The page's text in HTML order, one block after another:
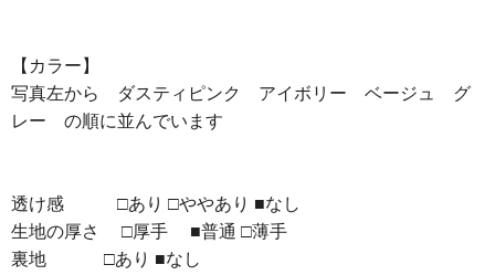
【カラー】
写真左から ダスティピンク アイボリー ベージュ グ
レー の順に並んでいます
透け感 □あり □ややあり ■なし
生地の厚さ □厚手 ■普通 □薄手
裏地 □あり ■なし